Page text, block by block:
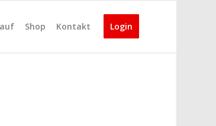
Shop Kontakt Login